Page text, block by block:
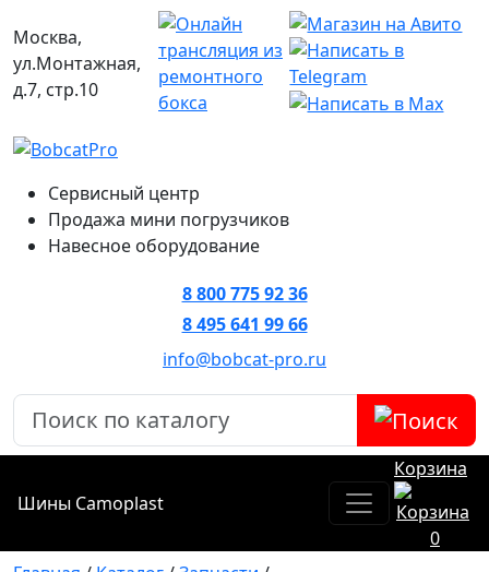
Москва,
ул.Монтажная,
д.7, стр.10
Сервисный центр
Продажа мини погрузчиков
Навесное оборудование
8 800 775 92 36
8 495 641 99 66
info@bobcat-pro.ru
Шины Camoplast
Корзина
0